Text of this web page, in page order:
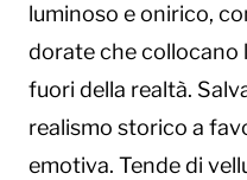
luminoso e onirico,
dorate che collocano
fuori della realtà.
realismo storico a
emotiva. Tende di